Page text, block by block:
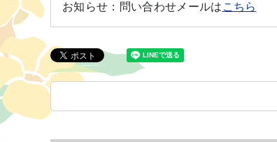
お知らせ： 問い合わせメールは こちら